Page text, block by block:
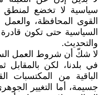
سياسية لا تخضع لمنطق
القوى المحافظة،
السياسية حتى تكون
والتحديث.
لا شكّ أن شروط العمل
في بلدنا، لكن بالمقابل
الباقية من المكتسبات
جسيمة، أما التغيير